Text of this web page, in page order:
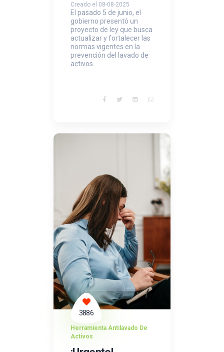
Creado el 08-08-2025
El pasado 5 de junio, el
gobierno presentó un
proyecto de ley que busca
actualizar y fortalecer las
normas vigentes en la
prevención del lavado de
activos.
3886
Herramienta Antilavado De
Activos